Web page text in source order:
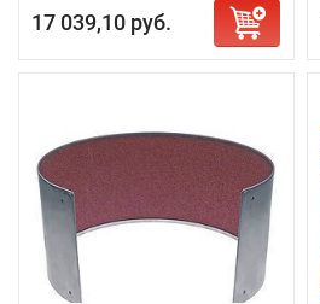
17 039,10 руб.